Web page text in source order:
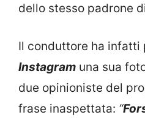
dello stesso padrone
Il conduttore ha infatti
Instagram una sua
due opinioniste del
frase inaspettata: “